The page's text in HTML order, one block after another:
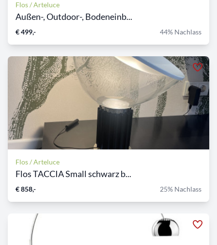
Flos / Arteluce
Außen-, Outdoor-, Bodeneinb...
€ 499,- 44% Nachlass
Flos / Arteluce
Flos TACCIA Small schwarz b...
€ 858,- 25% Nachlass